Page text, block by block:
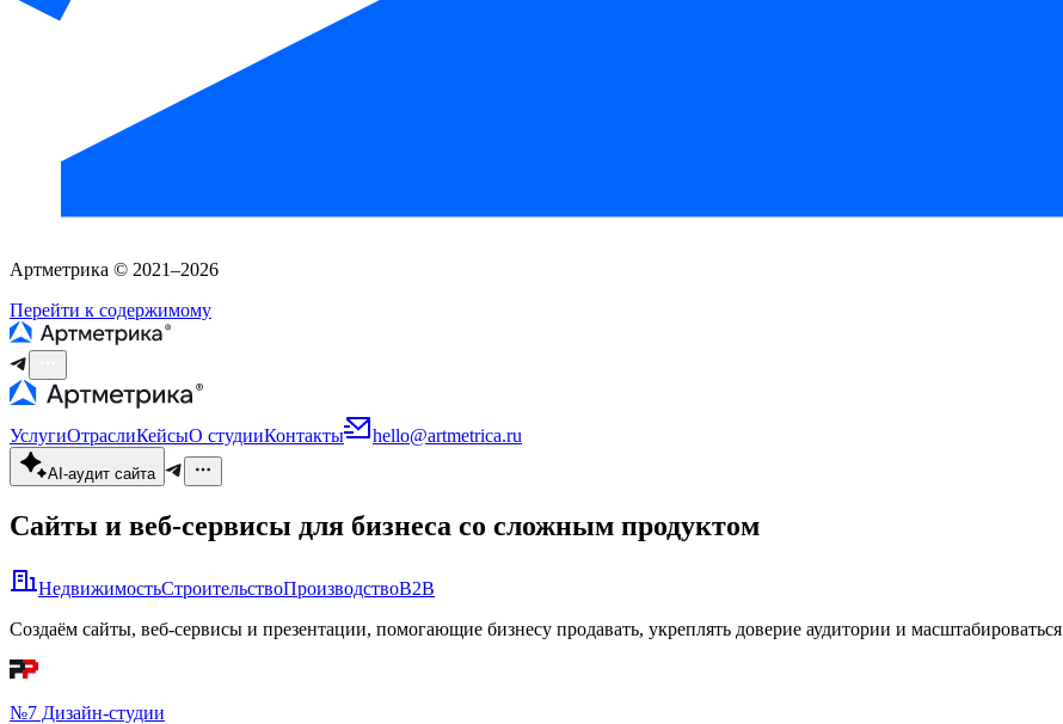
Артметрика © 2021–2026
Перейти к содержимому
УслугиОтраслиКейсыО студииКонтакты hello@artmetrica.ru
AI-аудит сайта
Сайты и веб-сервисы для бизнеса со сложным продуктом
НедвижимостьСтроительствоПроизводствоB2B
Создаём сайты, веб-сервисы и презентации, помогающие бизнесу продавать, укреплять доверие аудитории и масштабироваться
№7 Дизайн-студии